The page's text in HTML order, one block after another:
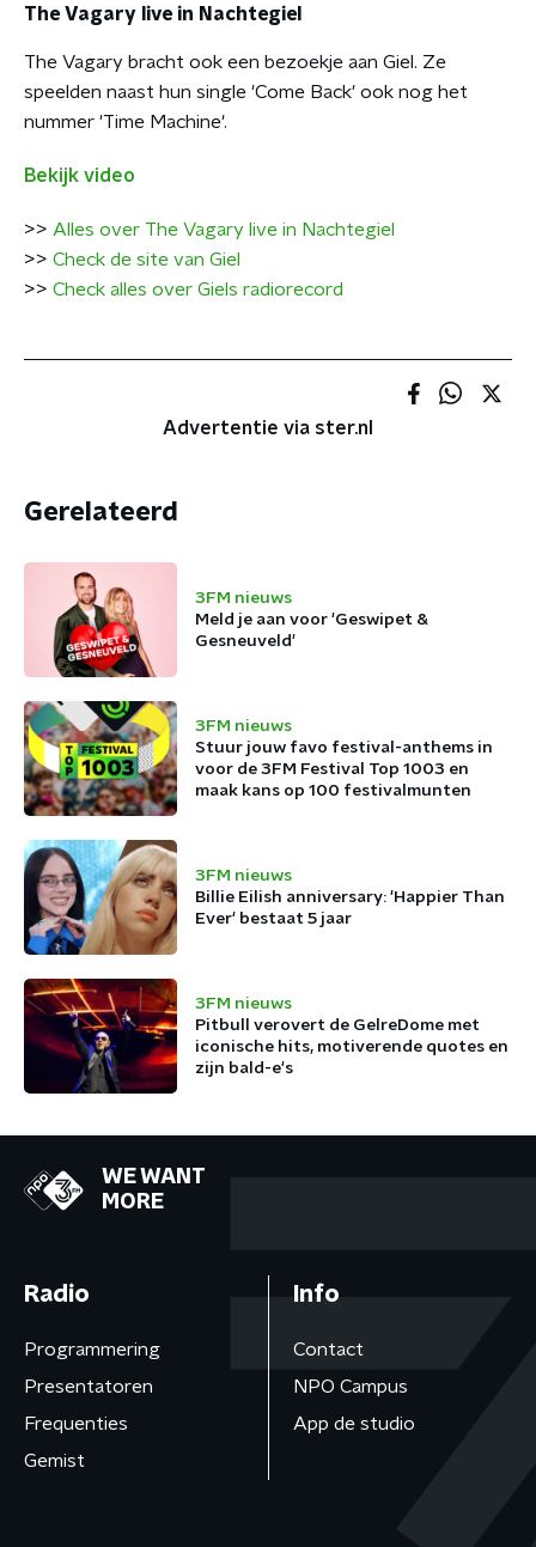
The Vagary live in Nachtegiel
The Vagary bracht ook een bezoekje aan Giel. Ze
speelden naast hun single 'Come Back' ook nog het
nummer 'Time Machine'.
Bekijk video
>> Alles over The Vagary live in Nachtegiel
>> Check de site van Giel
>> Check alles over Giels radiorecord
Advertentie via ster.nl
Gerelateerd
3FM nieuws
Meld je aan voor 'Geswipet &
Gesneuveld'
3FM nieuws
Stuur jouw favo festival-anthems in
voor de 3FM Festival Top 1003 en
maak kans op 100 festivalmunten
3FM nieuws
Billie Eilish anniversary: 'Happier Than
Ever' bestaat 5 jaar
3FM nieuws
Pitbull verovert de GelreDome met
iconische hits, motiverende quotes en
zijn bald-e's
WE WANT
MORE
Radio
Programmering
Presentatoren
Frequenties
Gemist
Info
Contact
NPO Campus
App de studio